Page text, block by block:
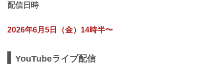
配信日時
2026年6月5日（金）14時半〜
YouTubeライブ配信